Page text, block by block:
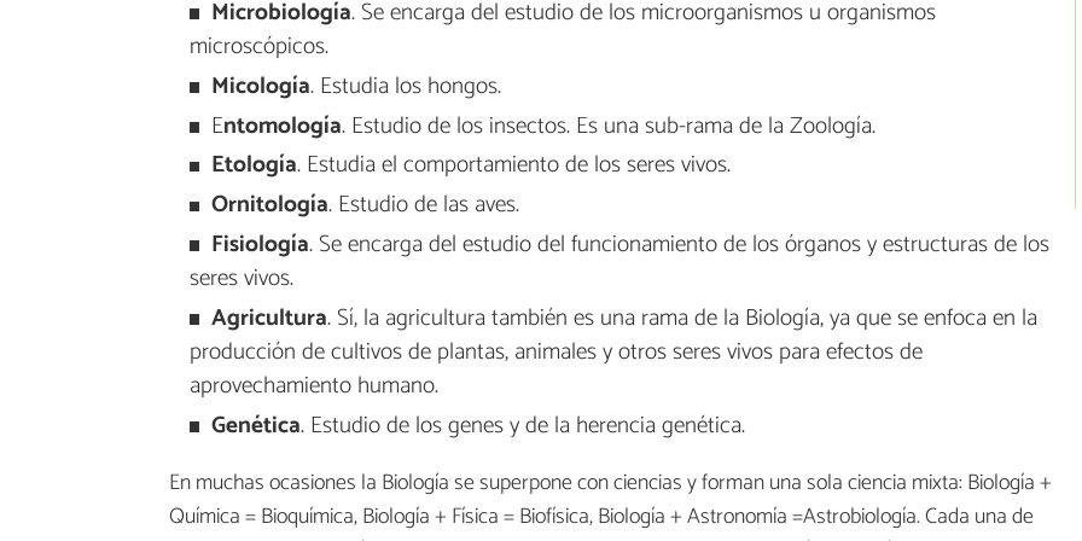
Microbiología. Se encarga del estudio de los microorganismos u organismos
microscópicos.
Micología. Estudia los hongos.
Entomología. Estudio de los insectos. Es una sub-rama de la Zoología.
Etología. Estudia el comportamiento de los seres vivos.
Ornitología. Estudio de las aves.
Fisiología. Se encarga del estudio del funcionamiento de los órganos y estructuras de los
seres vivos.
Agricultura. Sí, la agricultura también es una rama de la Biología, ya que se enfoca en la
producción de cultivos de plantas, animales y otros seres vivos para efectos de
aprovechamiento humano.
Genética. Estudio de los genes y de la herencia genética.
En muchas ocasiones la Biología se superpone con ciencias y forman una sola ciencia mixta: Biología +
Química = Bioquímica, Biología + Física = Biofísica, Biología + Astronomía =Astrobiología. Cada una de